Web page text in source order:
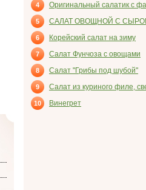
4 Оригинальный салатик с
5
САЛАТ ОВОЩНОЙ С
ВЕТЧИНОЙ
6 Корейский салат на зиму
7 Салат Фунчоза с овощами
8 Салат "Грибы под шубой"
9
Салат из куриного филе,
огурцов и консервированных
10 Винегрет